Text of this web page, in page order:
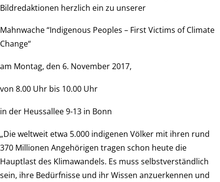
Bildredaktionen herzlich ein zu unserer
Mahnwache “Indigenous Peoples – First Victims of Climate
Change“
am Montag, den 6. November 2017,
von 8.00 Uhr bis 10.00 Uhr
in der Heussallee 9-13 in Bonn
„Die weltweit etwa 5.000 indigenen Völker mit ihren rund
370 Millionen Angehörigen tragen schon heute die
Hauptlast des Klimawandels. Es muss selbstverständlich
sein, ihre Bedürfnisse und ihr Wissen anzuerkennen und